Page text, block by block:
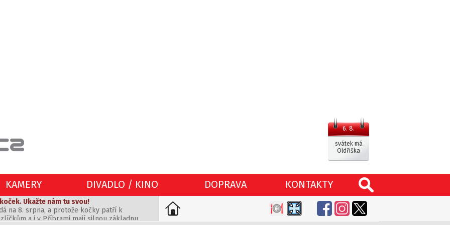
6. 8.
svátek má
Oldřiška
KAMERY DIVADLO / KINO DOPRAVA KONTAKTY
na 8. srpna, a protože kočky patří k
a i v Příbrami mají silnou základnu,
společně s vámi. Pošlete nám fotku své
kočičí galerii.
slavnostech a byla to zábava
rádi navštěvujeme místa, kde se scházejí
být součástí vašeho života nejen jako